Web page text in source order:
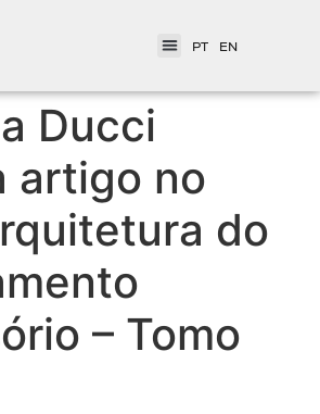
PT EN
Ducci
artigo no
do
– Tomo